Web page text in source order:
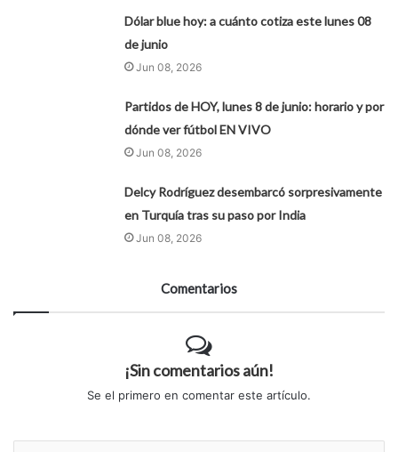
Dólar blue hoy: a cuánto cotiza este lunes 08
de junio
Jun 08, 2026
Partidos de HOY, lunes 8 de junio: horario y por
dónde ver fútbol EN VIVO
Jun 08, 2026
Delcy Rodríguez desembarcó sorpresivamente
en Turquía tras su paso por India
Jun 08, 2026
Comentarios
¡Sin comentarios aún!
Se el primero en comentar este artículo.